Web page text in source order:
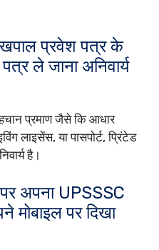
प्रवेश पत्र के
ले जाना अनिवार्य
प्रमाण जैसे कि आधार
लाइसेंस, या पासपोर्ट, प्रिंटेड
है।
पर अपना UPSSSC
पर दिखा